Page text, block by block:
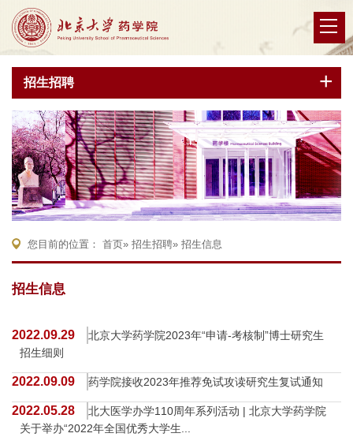
招生招聘
您目前的位置： 首页» 招生招聘» 招生信息
招生信息
2022.09.29
北京大学药学院2023年“申请-考核制”博士研究生
招生细则
2022.09.09 药学院接收2023年推荐免试攻读研究生复试通知
2022.05.28
北大医学办学110周年系列活动 | 北京大学药学院
关于举办“2022年全国优秀大学生...